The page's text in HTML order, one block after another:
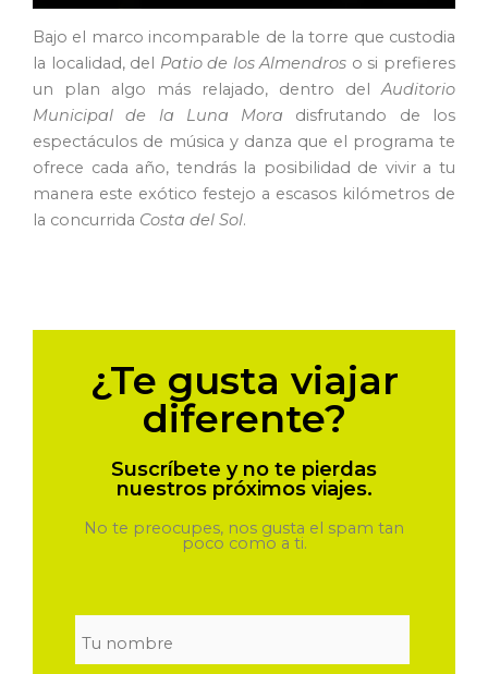
Bajo el marco incomparable de la torre que custodia
la localidad, del Patio de los Almendros o si prefieres
un plan algo más relajado, dentro delAuditorio
Municipal
de la Luna Mora disfrutando de los
espectáculos de música y danza que el programa te
ofrece cada año, tendrás la posibilidad de vivir a tu
manera este exótico festejo a escasos kilómetros de
la concurrida Costa del Sol.
¿Te gusta viajar
diferente?
Suscríbete y no te pierdas
nuestros próximos viajes.
No te preocupes, nos gusta el spam tan
poco como a ti.